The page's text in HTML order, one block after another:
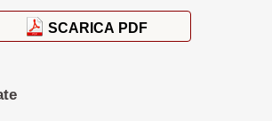
SCARICA PDF